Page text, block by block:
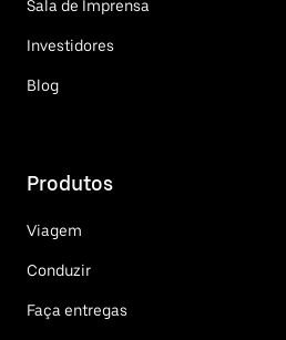
Sala de Imprensa
Investidores
Blog
Produtos
Viagem
Conduzir
Faça entregas